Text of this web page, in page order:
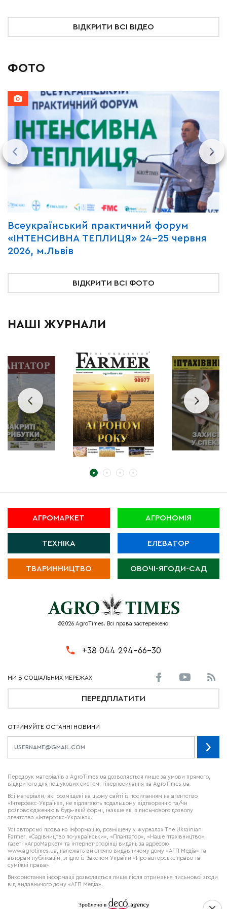
ВІДКРИТИ ВСІ ВІДЕО
ФОТО
Всеукраїнський практичний форум
«ІНТЕНСИВНА ТЕПЛИЦЯ» 24-25 червня
2026, м.Львів
ВІДКРИТИ ВСІ ФОТО
НАШІ ЖУРНАЛИ
АГРОМАРКЕТ АГРОНОМІЯ
ТЕХНІКА ЕЛЕВАТОР
ТВАРИННИЦТВО ОВОЧІ-ЯГОДИ-САД
©2026 AgroTimes. Всі права застережено.
+38 044 294-66-30
ПЕРЕДПЛАТИТИ
ОТРИМУЙТЕ ОСТАННІ НОВИНИ
Передрук матеріалів з AgroTimes.ua дозволяється лише за умови прямого,
відкритого для пошукових систем, гіперпосилання на AgroTimes.ua.
Всі матеріали, які розміщені на цьому сайті із посиланням на агентство
«Інтерфакс-Україна», не підлягають подальшому відтворенню та/чи
розповсюдженню в будь-якій формі, інакше як із письмового дозволу
агентства «Інтерфакс-Україна».
Усі авторські права на інформацію, розміщену у журналах The Ukrainian
Farmer, «Садівництво по-українськи», «Плантатор», «Наше птахівництво»,
газеті «АгроМаркет» та інтернет-сторінці видань за адресою
www.agrotimes.ua, належать виключно видавничому дому «АГП Медіа» та
авторам публікацій, згідно із Законом України «Про авторське право та
суміжні права».
Використання інформації дозволяється лише після отримання письмової згоди
від видавничого дому «АГП Медіа».